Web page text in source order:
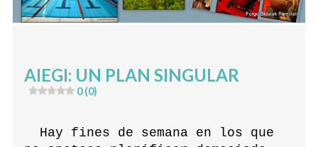
AIEGI: UN PLAN SINGULAR
0 (0)
Hay fines de semana en los que